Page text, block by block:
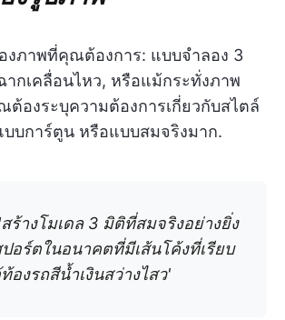
งภาพที่คุณต้องการ: แบบจำลอง 3
กเคลื่อนไหว, หรือแม้กระทั่งภาพ
องระบุความต้องการเกี่ยวกับสไตล์
บการ์ตูน หรือแบบสมจริงมาก.
สร้างโมเดล 3 มิติที่สมจริงอย่างยิ่ง
อร์ตในอนาคตที่มีเส้นโค้งที่เรียบ
องรถสีน้ำเงินสว่างไสว'